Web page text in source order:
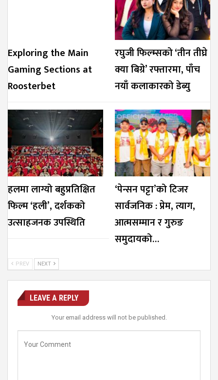
Exploring the Main
Gaming Sections at
Roosterbet
रघुजी फिल्म्सको ‘तीन तीघ्रे
क्या बिग्रे’ रफ्तारमा, पाँच
नयाँ कलाकारको डेब्यु
हलमा लाग्यो बहुप्रतिक्षित
फिल्म ‘हली’, दर्शकको
उत्साहजनक उपस्थिति
‘पेन्सन पट्टा’को टिजर
सार्वजनिक : प्रेम, त्याग,
आत्मसम्मान र गुरुङ
समुदायको…
PREV NEXT
LEAVE A REPLY
Your email address will not be published.